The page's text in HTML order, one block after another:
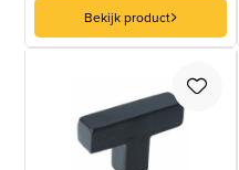
Bekijk product